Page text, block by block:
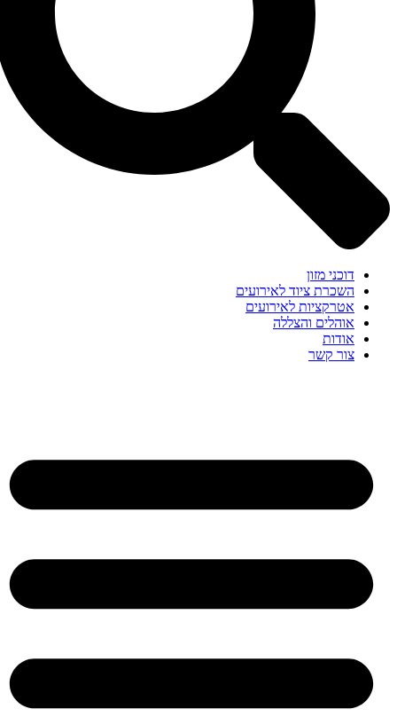
דוכני מזון
השכרת ציוד לאירועים
אטרקציות לאירועים
אוהלים והצללה
אודות
צור קשר